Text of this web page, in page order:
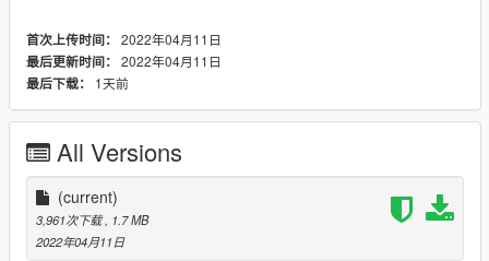
DISCORD: https://discord.gg/s8M7Bk8pj9
首次上传时间： 2022年04月11日
最后更新时间： 2022年04月11日
最后下载：
1天前
All Versions
(current)
3,961次下载 , 1.7 MB
2022年04月11日